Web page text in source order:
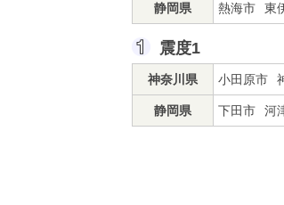
静岡県 熱海市 東
震度1
神奈川県 小田原市
静岡県 下田市 河